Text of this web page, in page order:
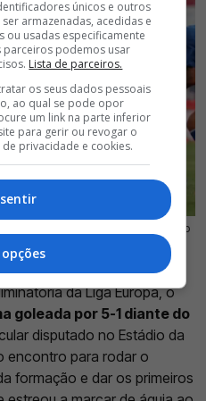
jogo particular disputado no Estádio
frente ao St. Gallen
da Liga Europa, o
goleada por 5-1 diante do
disputado no Estádio da
encontro para rodar o
formação e dar os primeiros
únicos e outros
armazenadas, acedidas e
ou usadas especificamente
parceiros podemos usar
Lista de parceiros.
os seus dados pessoais
ao qual se pode opor
um link na parte inferior
para gerir ou revogar o
privacidade e cookies.